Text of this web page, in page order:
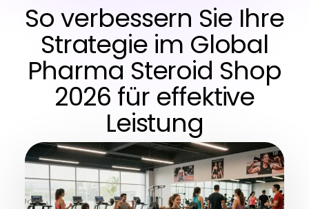
So verbessern Sie Ihre
Strategie im Global
Pharma Steroid Shop
2026 für effektive
Leistung